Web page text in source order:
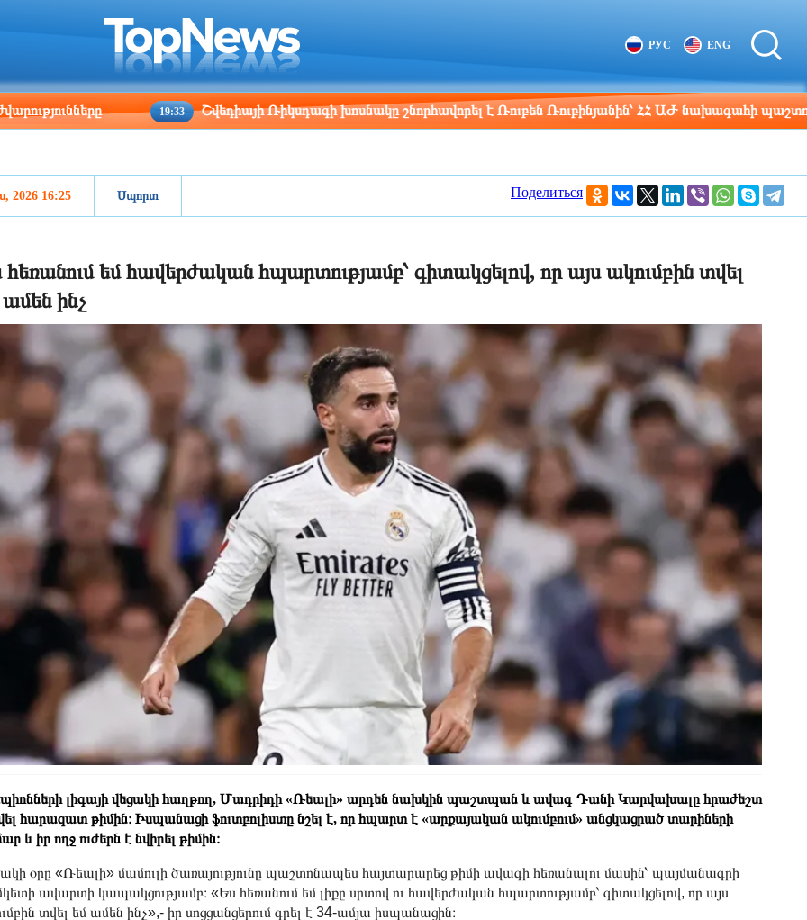
Los Angeles
08:46
Beijing
23:46 РУС ENG
19:33 Շվեդիայի Ռիկսդագի խոսնակը շնորհավորել է Ռուբեն Ռուբինյանին՝ ՀՀ ԱԺ նախագահի պաշտոնում
2026 16:25 Սպորտ Поделиться
եմ հավերժական հպարտությամբ՝ գիտակցելով, որ այս ակումբին տվել
ինչ
լիգայի վեցակի հաղթող, Մադրիդի «Ռեալի» արդեն նախկին պաշտպան և ավագ Դանի Կարվախալը հրաժեշտ
հարազատ թիմին։ Իսպանացի ֆուտբոլիստը նշել է, որ հպարտ է «արքայական ակումբում» անցկացրած տարիների
և իր ողջ ուժերն է նվիրել թիմին։
օրը «Ռեալի» մամուլի ծառայությունը պաշտոնապես հայտարարեց թիմի ավագի հեռանալու մասին՝ պայմանագրի
ավարտի կապակցությամբ։ «Ես հեռանում եմ լիքը սրտով ու հավերժական հպարտությամբ՝ գիտակցելով, որ այս
տվել եմ ամեն ինչ»,- իր սոցցանցերում գրել է 34-ամյա իսպանացին։